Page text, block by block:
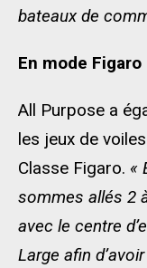
bateaux de
En mode
All Purpose a
les jeux de
Classe Figaro. «
sommes allés 2
avec le centre
Large afin